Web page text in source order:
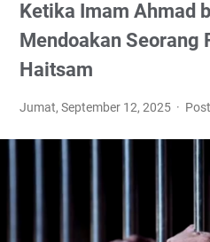
Ketika Imam Ahmad
Mendoakan Seorang
Haitsam
Jumat, September 12, 2025